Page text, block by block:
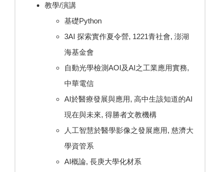
教學/演講
基礎Python
3AI 探索實作夏令營, 1221青社會, 澎湖
海基金會
自動光學檢測AOI及AI之工業應用實務,
中華電信
AI於醫療發展與應用, 高中生該知道的AI
現在與未來, 得勝者文教機構
人工智慧於醫學影像之發展應用, 慈濟大
學資管系
AI概論, 長庚大學化材系